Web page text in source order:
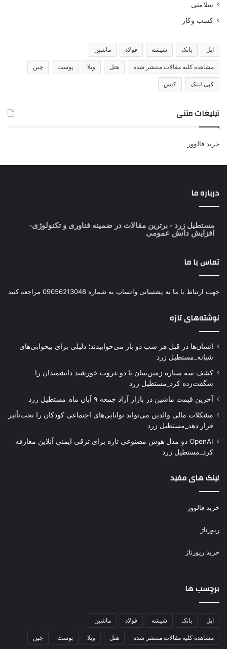
سلامتی
کسب وکار
اپل بانک شیشه فولاد ماشین
مشاهده کلیه مقالات منتشر شده هتل ویلا پوست چین
کپی لینک کیس
تبلیغات متنی
خرید فالوور
درباره ما
مستطیل زرد - برترین مقالات در ضمینه فناوری و تکنولوژی-
افزایش دانش عمومی
تماس با ما
جهت ارتباط با ما به پشتیبانی واتساپ به شماره 09056213048 مراجعه کنید
نوشته‌های تازه
انسان‌ها در قبل هر شب دو بار می‌خوابیدند؛ دلیلی برای بیخوابی‌های
شبانه_مستطیل زرد
کشف سه سیاره زمین‌سان با دو غروب خورشید دانشمندان را
شگفت‌زده کرد_مستطیل زرد
آخرین قیمت ماشین در بازار آزاد جمعه ۹ آبان ماه_مستطیل زرد
مشکلات مالی والدین می‌تواند توانایی‌های اجتماعی کودکان را تحت‌تأثیر
قرار دهد_مستطیل زرد
OpenAI دو مدل هوش مصنوعی تازه برای ترقی ایمنی آنلاین معارفه
کرد_مستطیل زرد
لینک های مفید
خرید فالوور
رپورتاژ
خرید رپورتاژ
برچسب ها
اپل بانک شیشه فولاد ماشین
مشاهده کلیه مقالات منتشر شده هتل ویلا پوست چین